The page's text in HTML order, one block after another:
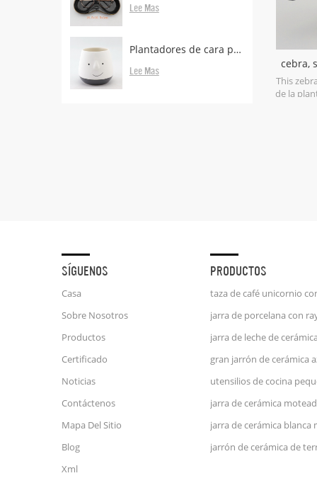
Lee Mas
Plantadores de cara proveedores y fabricantes.
Lee Mas
cebra,
olla de
This
de la
usa
SÍGUENOS
Casa
Sobre Nosotros
Productos
Certificado
Noticias
Contáctenos
Mapa Del Sitio
Blog
Xml
PRODUCTOS
jarra de cerámica
jarra de cerámica blanca